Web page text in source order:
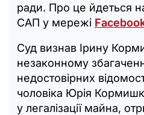
ради. Про це йдеться на
САП у мережі
Суд визнав Ірину
незаконному
недостовірних
чоловіка Юрія
у легалізації майна,